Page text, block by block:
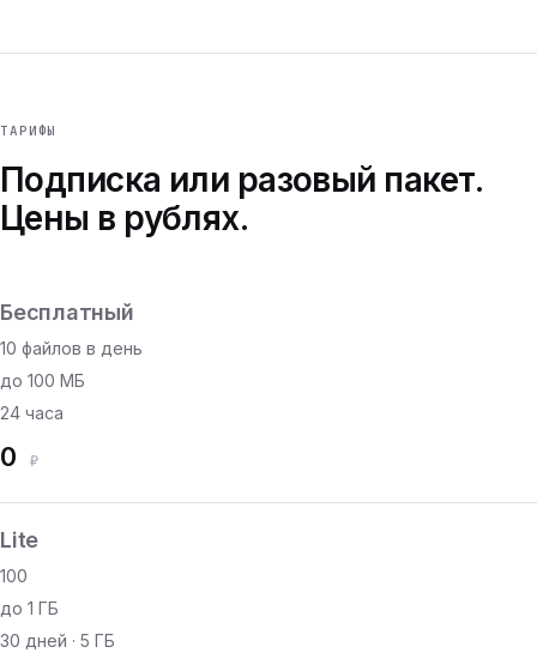
ТАРИФЫ
Подписка или разовый пакет.
Цены в рублях.
Бесплатный
10 файлов в день
до 100 МБ
24 часа
0 ₽
Lite
100
до 1 ГБ
30 дней · 5 ГБ